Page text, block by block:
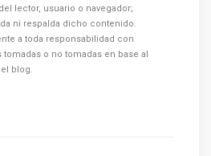
lector, usuario o navegador;
ni respalda dicho contenido.
a toda responsabilidad con
o no tomadas en base al
blog.